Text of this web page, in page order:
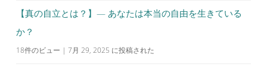
【真の自立とは？】— あなたは本当の自由を生きている
か？
18件のビュー | 7月 29, 2025 に投稿された